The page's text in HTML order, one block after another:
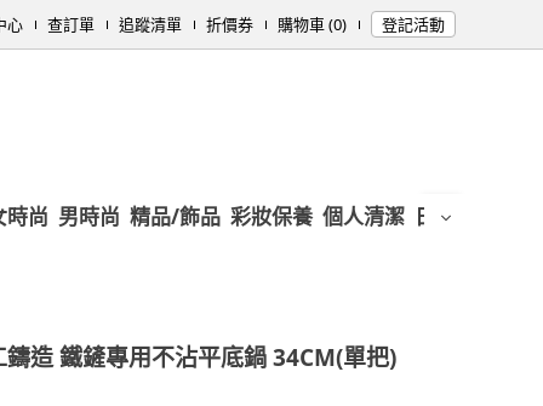
心 查訂單 追蹤清單 折價券 購物車 (0) 登記活動
時尚 男時尚 精品/飾品 彩妝保養 個人清潔 日用/紙品
鑄造 鐵鏟專用不沾平底鍋 34CM(單把)